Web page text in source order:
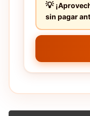
sin pagar